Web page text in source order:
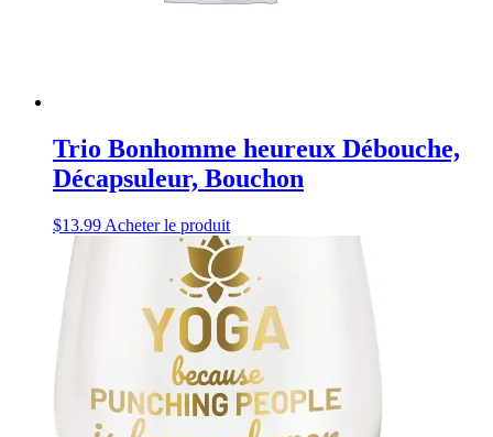
Trio Bonhomme heureux Débouche,
Décapsuleur, Bouchon
$13.99 Acheter le produit